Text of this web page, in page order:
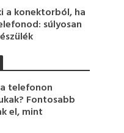
a konektorból, ha
súlyosan
telefonon
Fontosabb
el, mint